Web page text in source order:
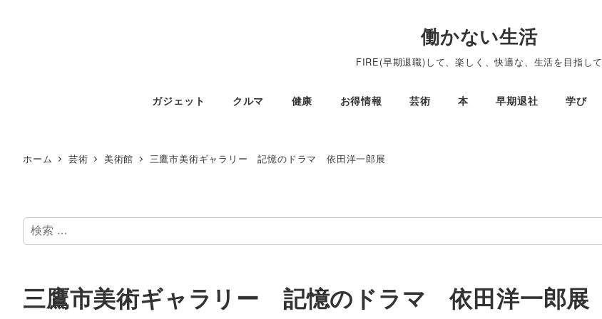
働かない生活
FIRE(早期退職)して、楽しく、快適な、生活を目指して
ガジェット クルマ 健康 お得情報 芸術 本 早期退社 学び
ホーム 芸術 美術館 三鷹市美術ギャラリー 記憶のドラマ 依田洋一郎展
検
索
三鷹市美術ギャラリー 記憶のドラマ 依田洋一郎展